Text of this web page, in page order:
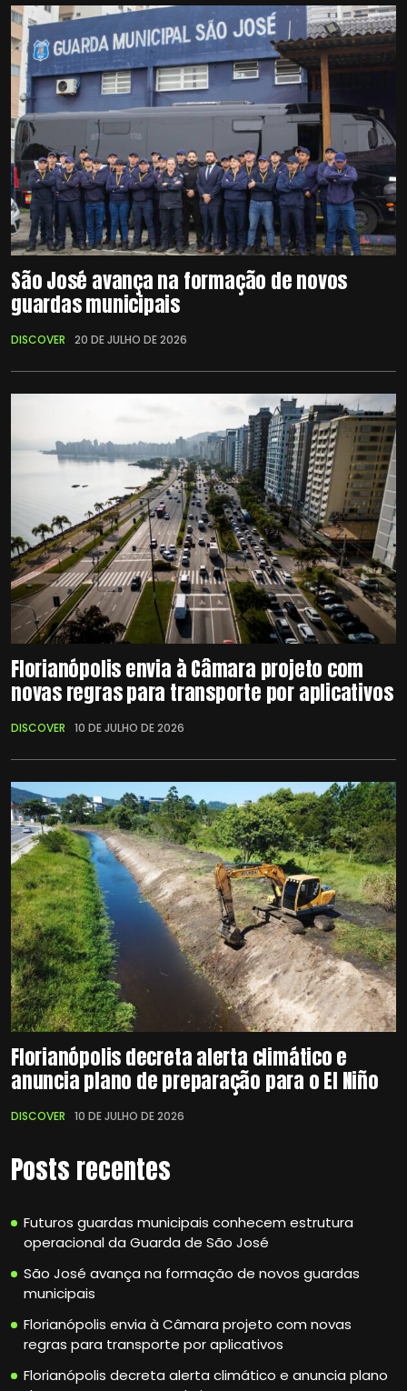
São José avança na formação de novos
guardas municipais
DISCOVER 20 DE JULHO DE 2026
Florianópolis envia à Câmara projeto com
novas regras para transporte por aplicativos
DISCOVER 10 DE JULHO DE 2026
Florianópolis decreta alerta climático e
anuncia plano de preparação para o El Niño
DISCOVER 10 DE JULHO DE 2026
Posts recentes
Futuros guardas municipais conhecem estrutura
operacional da Guarda de São José
São José avança na formação de novos guardas
municipais
Florianópolis envia à Câmara projeto com novas
regras para transporte por aplicativos
Florianópolis decreta alerta climático e anuncia plano